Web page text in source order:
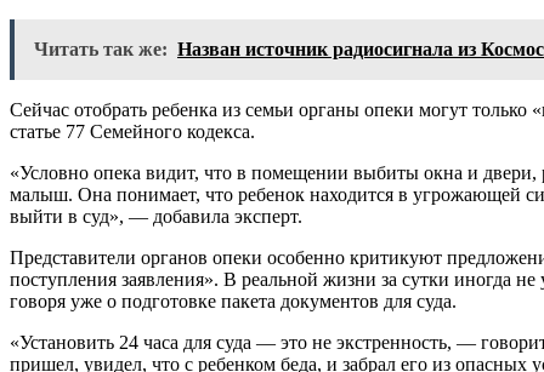
Читать так же: Назван источник радиосигнала из
Сейчас отобрать ребенка из семьи органы опеки могут
статье 77 Семейного кодекса.
«Условно опека видит, что в помещении выбиты окна и
малыш. Она понимает, что ребенок находится в угрожающей
выйти в суд», — добавила эксперт.
Представители органов опеки особенно критикуют
поступления заявления». В реальной жизни за сутки иногда
говоря уже о подготовке пакета документов для суда.
«Установить 24 часа для суда — это не экстренность, —
пришел, увидел, что с ребенком беда, и забрал его из опасных